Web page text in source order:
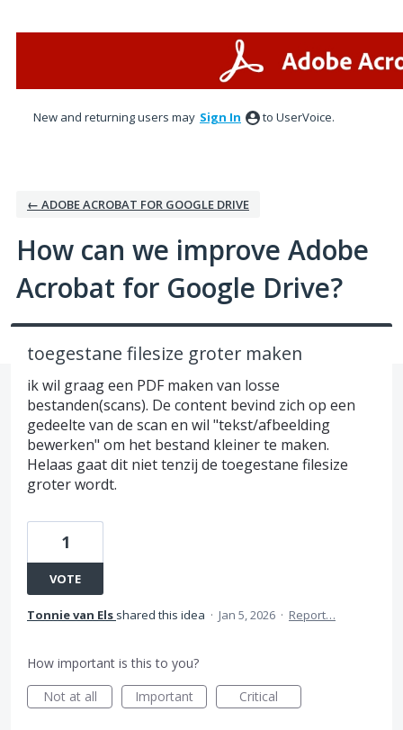
New and returning users may Sign In to UserVoice.
← ADOBE ACROBAT FOR GOOGLE DRIVE
How can we improve Adobe
Acrobat for Google Drive?
toegestane filesize groter maken
ik wil graag een PDF maken van losse
bestanden(scans). De content bevind zich op een
gedeelte van de scan en wil "tekst/afbeelding
bewerken" om het bestand kleiner te maken.
Helaas gaat dit niet tenzij de toegestane filesize
groter wordt.
1
VOTE
Tonnie van Els shared this idea · Jan 5, 2026 · Report…
How important is this to you?
Not at all
Important Critical